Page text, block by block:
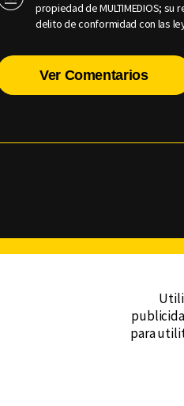
propiedad de MULTIMEDIOS;
delito de conformidad con las
Ver Comentarios
DERECHOS RESERVADOS © CANAL 6 2026
Prohibida la reproducción total o parcial,
para